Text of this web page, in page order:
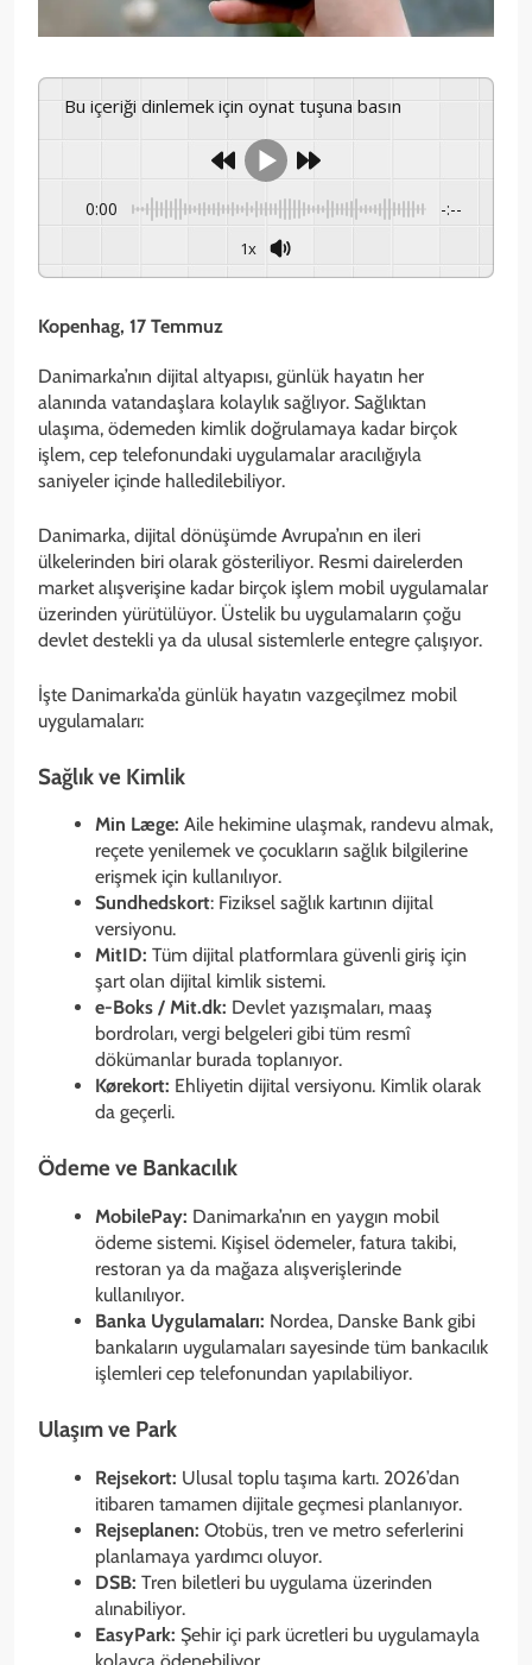
Bu içeriği dinlemek için oynat tuşuna basın
0:00 -:--
1x
Kopenhag, 17 Temmuz
Danimarka’nın dijital altyapısı, günlük hayatın her
alanında vatandaşlara kolaylık sağlıyor. Sağlıktan
ulaşıma, ödemeden kimlik doğrulamaya kadar birçok
işlem, cep telefonundaki uygulamalar aracılığıyla
saniyeler içinde halledilebiliyor.
Danimarka, dijital dönüşümde Avrupa’nın en ileri
ülkelerinden biri olarak gösteriliyor. Resmi dairelerden
market alışverişine kadar birçok işlem mobil uygulamalar
üzerinden yürütülüyor. Üstelik bu uygulamaların çoğu
devlet destekli ya da ulusal sistemlerle entegre çalışıyor.
İşte Danimarka’da günlük hayatın vazgeçilmez mobil
uygulamaları:
Sağlık ve Kimlik
Min Læge: Aile hekimine ulaşmak, randevu almak,
reçete yenilemek ve çocukların sağlık bilgilerine
erişmek için kullanılıyor.
Sundhedskort: Fiziksel sağlık kartının dijital
versiyonu.
MitID: Tüm dijital platformlara güvenli giriş için
şart olan dijital kimlik sistemi.
e-Boks / Mit.dk: Devlet yazışmaları, maaş
bordroları, vergi belgeleri gibi tüm resmî
dökümanlar burada toplanıyor.
Kørekort: Ehliyetin dijital versiyonu. Kimlik olarak
da geçerli.
Ödeme ve Bankacılık
MobilePay: Danimarka’nın en yaygın mobil
ödeme sistemi. Kişisel ödemeler, fatura takibi,
restoran ya da mağaza alışverişlerinde
kullanılıyor.
Banka Uygulamaları: Nordea, Danske Bank gibi
bankaların uygulamaları sayesinde tüm bankacılık
işlemleri cep telefonundan yapılabiliyor.
Ulaşım ve Park
Rejsekort: Ulusal toplu taşıma kartı. 2026’dan
itibaren tamamen dijitale geçmesi planlanıyor.
Rejseplanen: Otobüs, tren ve metro seferlerini
planlamaya yardımcı oluyor.
DSB: Tren biletleri bu uygulama üzerinden
alınabiliyor.
EasyPark: Şehir içi park ücretleri bu uygulamayla